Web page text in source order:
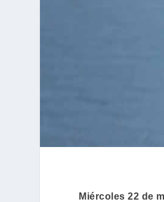
Miércoles 22 de